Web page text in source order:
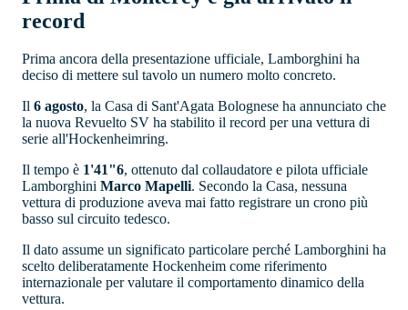
record
Prima ancora della presentazione ufficiale, Lamborghini ha
deciso di mettere sul tavolo un numero molto concreto.
Il 6 agosto, la Casa di Sant'Agata Bolognese ha annunciato che
la nuova Revuelto SV ha stabilito il record per una vettura di
serie all'Hockenheimring.
Il tempo è 1'41"6, ottenuto dal collaudatore e pilota ufficiale
Lamborghini Marco Mapelli. Secondo la Casa, nessuna
vettura di produzione aveva mai fatto registrare un crono più
basso sul circuito tedesco.
Il dato assume un significato particolare perché Lamborghini ha
scelto deliberatamente Hockenheim come riferimento
internazionale per valutare il comportamento dinamico della
vettura.